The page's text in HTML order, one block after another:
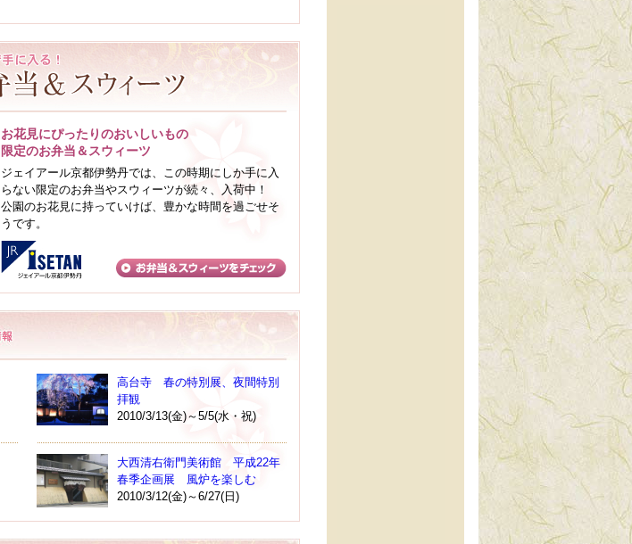
お花見にぴったりのおいしいもの
限定のお弁当＆スウィーツ
ジェイアール京都伊勢丹では、この時期にしか手に入
らない限定のお弁当やスウィーツが続々、入荷中！
公園のお花見に持っていけば、豊かな時間を過ごせそ
うです。
高台寺 春の特別展、夜間特別
拝観
2010/3/13(金)～5/5(水・祝)
大西清右衛門美術館 平成22年
春季企画展 風炉を楽しむ
2010/3/12(金)～6/27(日)